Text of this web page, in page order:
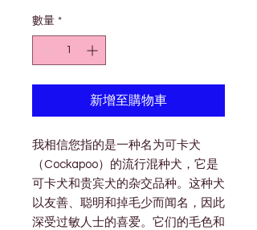
數量 *
新增至購物車
我相信您指的是一种名为可卡犬
（Cockapoo）的流行混种犬，它是
可卡犬和贵宾犬的杂交品种。这种犬
以友善、聪明和掉毛少而闻名，因此
深受过敏人士的喜爱。它们的毛色和